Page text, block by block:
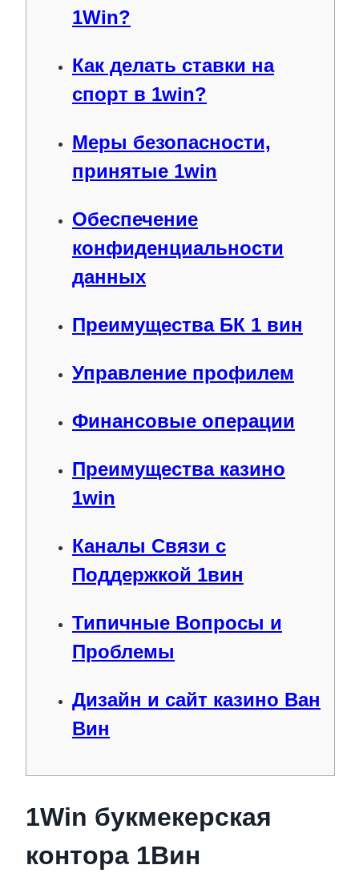
1Win?
Как делать ставки на
спорт в 1win?
Меры безопасности,
принятые 1win
Обеспечение
конфиденциальности
данных
Преимущества БК 1 вин
Управление профилем
Финансовые операции
Преимущества казино
1win
Каналы Связи с
Поддержкой 1вин
Типичные Вопросы и
Проблемы
Дизайн и сайт казино Ван
Вин
1Win букмекерская
контора 1Вин